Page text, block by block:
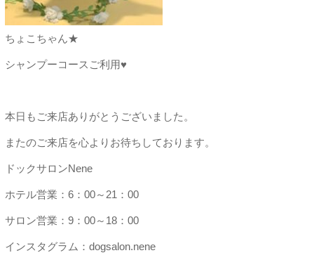
ちょこちゃん★
シャンプーコースご利用♥
本日もご来店ありがとうございました。
またのご来店を心よりお待ちしております。
ドックサロンNene
ホテル営業：6：00～21：00
サロン営業：9：00～18：00
インスタグラム：dogsalon.nene